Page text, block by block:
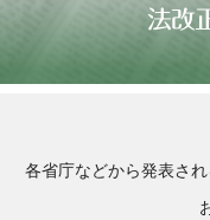
法改
各省庁などから発表さ